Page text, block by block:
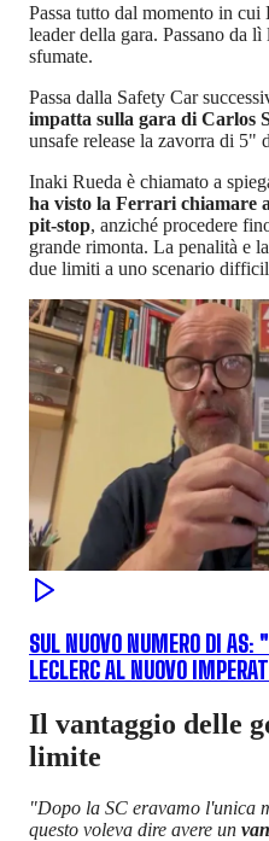
Passa tutto dal momento in
leader della gara. Passano da
sfumate.
Passa dalla Safety Car
impatta sulla gara di Carlos
unsafe release la zavorra di 5"
Inaki Rueda è chiamato a
ha visto la Ferrari chiamare
pit-stop, anziché procedere
grande rimonta. La penalità e
due limiti a uno scenario
SUL NUOVO NUMERO DI AS:
LECLERC AL NUOVO
Il vantaggio delle
limite
"Dopo la SC eravamo l'unica
questo voleva dire avere un